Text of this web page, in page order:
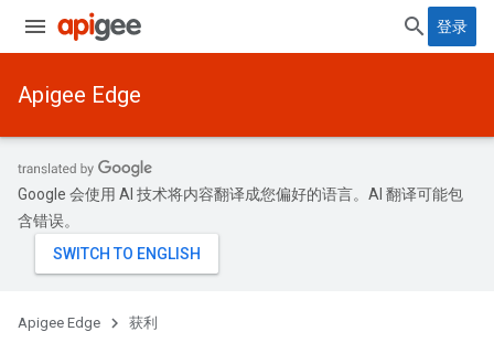
登录
Apigee Edge
Google 会使用 AI 技术将内容翻译成您偏好的语言。AI 翻译可能包
含错误。
Apigee Edge 获利